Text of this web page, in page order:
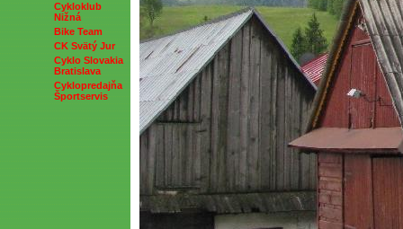
Cykloklub
Nižná
Bike Team
CK Svätý Jur
Cyklo Slovakia
Bratislava
Cyklopredajňa
Športservis